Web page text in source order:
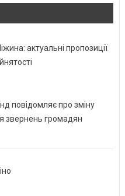
актуальні пропозиції
повідомляє про зміну
звернень громадян